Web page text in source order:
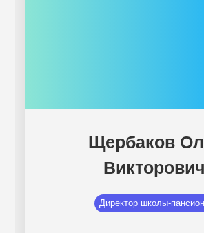
Щербаков
Викторович
Директор школы-